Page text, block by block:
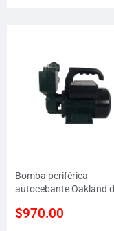
Bomba periférica
autocebante Oakland
$970.00